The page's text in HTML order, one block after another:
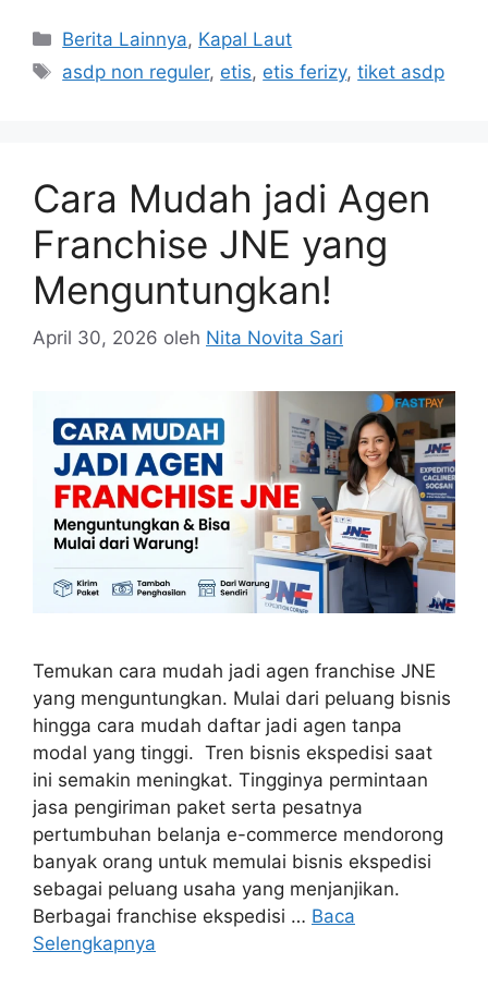
Berita Lainnya, Kapal Laut
asdp non reguler, etis, etis ferizy,tiket asdp
Cara Mudah jadi Agen
Franchise JNE yang
Menguntungkan!
April 30, 2026 oleh Nita Novita Sari
Temukan cara mudah jadi agen franchise JNE
yang menguntungkan. Mulai dari peluang bisnis
hingga cara mudah daftar jadi agen tanpa
modal yang tinggi. Tren bisnis ekspedisi saat
ini semakin meningkat. Tingginya permintaan
jasa pengiriman paket serta pesatnya
pertumbuhan belanja e-commerce mendorong
banyak orang untuk memulai bisnis ekspedisi
sebagai peluang usaha yang menjanjikan.
Berbagai franchise ekspedisi … Baca
Selengkapnya